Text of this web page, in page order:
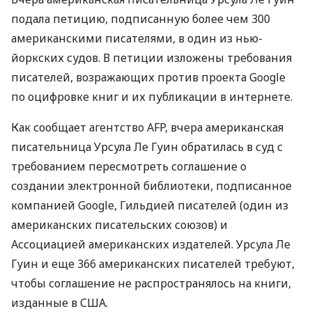
подала петицию, подписанную более чем 300
американскими писателями, в один из нью-
йоркских судов. В петиции изложены требования
писателей, возражающих против проекта Google
по оцифровке книг и их публикации в интернете.
Как сообщает агентство AFP, вчера американская
писательница Урсула Ле Гуин обратилась в суд с
требованием пересмотреть соглашение о
создании электронной библиотеки, подписанное
компанией Google, Гильдией писателей (один из
американских писательских союзов) и
Ассоциацией американских издателей. Урсула Ле
Гуин и еще 366 американских писателей требуют,
чтобы соглашение не распространялось на книги,
изданные в США.